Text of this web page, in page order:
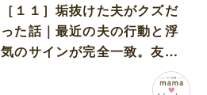
［１１］垢抜けた夫がクズだ
った話｜最近の夫の行動と浮
気のサインが完全一致。友人